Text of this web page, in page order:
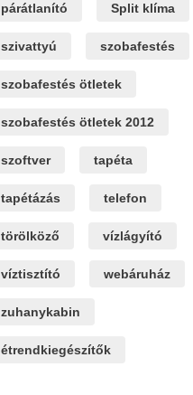
párátlanító Split klíma
szivattyú szobafestés
szobafestés ötletek
szobafestés ötletek 2012
szoftver tapéta
tapétázás telefon
törölköző vízlágyító
víztisztító webáruház
zuhanykabin
étrendkiegészítők